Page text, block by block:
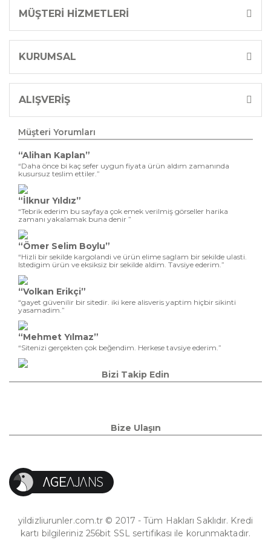
MÜŞTERİ HİZMETLERİ
KURUMSAL
ALIŞVERİŞ
Müşteri Yorumları
“Alihan Kaplan”
“Daha önce bi kaç sefer uygun fiyata ürün aldım zamanında
kusursuz teslim ettiler.”
“İlknur Yıldız”
“Tebrik ederim bu sayfaya çok emek verilmiş görseller harika
zamanı yakalamak buna denir ”
“Ömer Selim Boylu”
“Hizli bir sekilde kargolandi ve ürün elime saglam bir sekilde ulasti.
Istedigim ürün ve eksiksiz bir sekilde aldim. Tavsiye ederim.”
“Volkan Erikçi”
“gayet güvenilir bir sitedir. iki kere alisveris yaptim hiçbir sikinti
yasamadim.”
“Mehmet Yılmaz”
“Sitenizi gerçekten çok beğendim. Herkese tavsiye ederim.”
Bizi Takip Edin
Bize Ulaşın
yildizliurunler.com.tr © 2017 - Tüm Hakları Saklıdır. Kredi
kartı bilgileriniz 256bit SSL sertifikası ile korunmaktadır.